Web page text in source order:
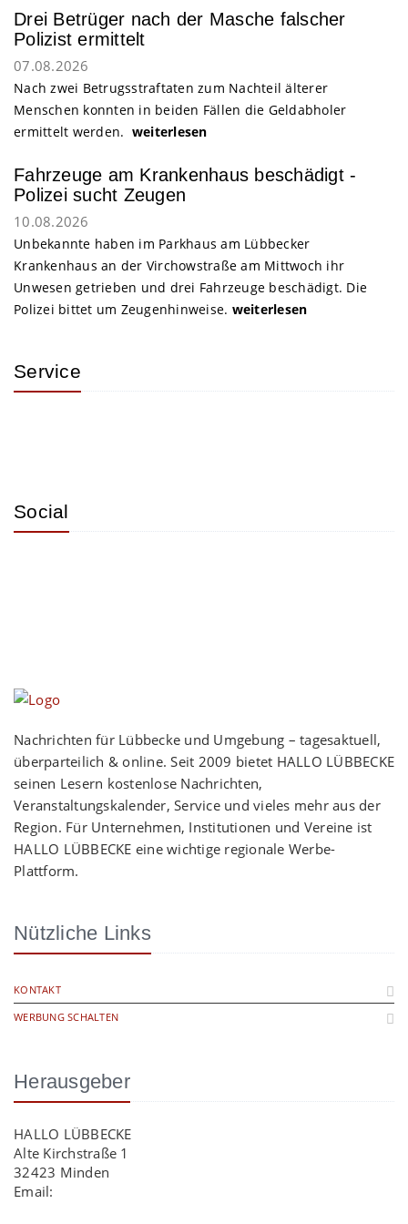
Drei Betrüger nach der Masche falscher
Polizist ermittelt
07.08.2026
Nach zwei Betrugsstraftaten zum Nachteil älterer
Menschen konnten in beiden Fällen die Geldabholer
ermittelt werden. weiterlesen
Fahrzeuge am Krankenhaus beschädigt -
Polizei sucht Zeugen
10.08.2026
Unbekannte haben im Parkhaus am Lübbecker
Krankenhaus an der Virchowstraße am Mittwoch ihr
Unwesen getrieben und drei Fahrzeuge beschädigt. Die
Polizei bittet um Zeugenhinweise. weiterlesen
Service
Social
Nachrichten für Lübbecke und Umgebung – tagesaktuell,
überparteilich & online. Seit 2009 bietet HALLO LÜBBECKE
seinen Lesern kostenlose Nachrichten,
Veranstaltungskalender, Service und vieles mehr aus der
Region. Für Unternehmen, Institutionen und Vereine ist
HALLO LÜBBECKE eine wichtige regionale Werbe-
Plattform.
Nützliche Links
KONTAKT
WERBUNG SCHALTEN
Herausgeber
HALLO LÜBBECKE
Alte Kirchstraße 1
32423 Minden
Email: